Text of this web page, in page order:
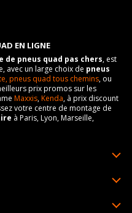
EN LIGNE
de pneus quad pas chers, est
avec un large choix de pneus
pneus quad tous chemins, ou
prix promos sur les
Maxxis,Kenda, à prix discount
votre centre de montage de
à Paris, Lyon, Marseille,